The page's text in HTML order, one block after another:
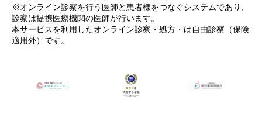
※オンライン診察を行う医師と患者様をつなぐシステムであり、
診察は提携医療機関の医師が行います。
本サービスを利用したオンライン診察・処方・は自由診察（保険
適用外）です。